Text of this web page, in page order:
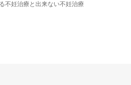
不妊治療と出来ない不妊治療